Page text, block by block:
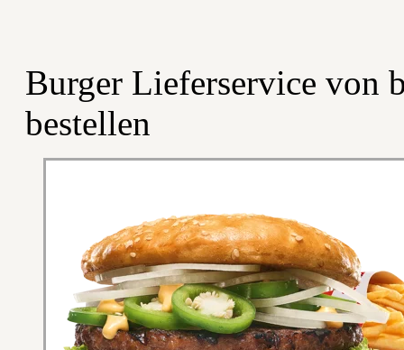
Burger Lieferservice von
bestellen